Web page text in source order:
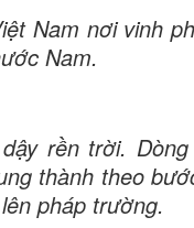
Nam nơi vinh
Nam.
rền trời.
thành theo
pháp trường.